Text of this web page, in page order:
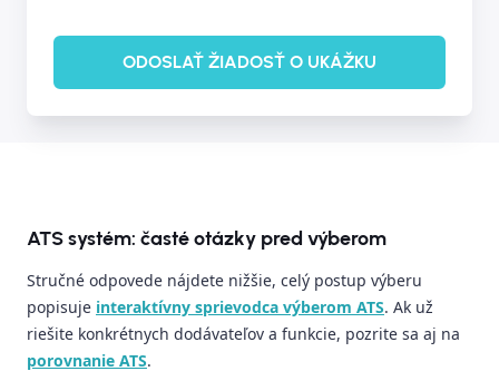
ODOSLAŤ ŽIADOSŤ O UKÁŽKU
ATS systém: časté otázky pred výberom
Stručné odpovede nájdete nižšie, celý postup výberu
popisuje interaktívny sprievodca výberom ATS. Ak už
riešite konkrétnych dodávateľov a funkcie, pozrite sa aj na
porovnanie ATS.